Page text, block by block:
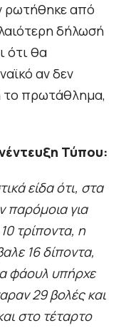
ρωτήθηκε από
δήλωσή
ότι θα
αν δεν
το πρωτάθλημα,
Τύπου:
είδα ότι, στα
παρόμοια για
τρίποντα, η
16 δίποντα,
φάουλ υπήρχε
29 βολές και
στο τέταρτο